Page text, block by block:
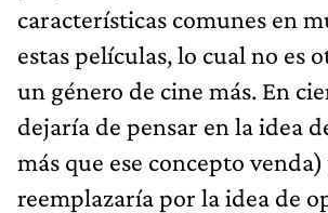
características comunes en
estas películas, lo cual no es
un género de cine más. En
dejaría de pensar en la idea
más que ese concepto venda)
reemplazaría por la idea de